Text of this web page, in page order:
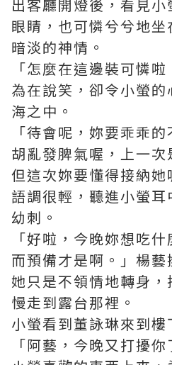
出客廳開燈後，看見
眼睛，也可憐兮兮地
暗淡的神情。
「怎麼在這邊裝可憐
為在說笑，卻令小螢
海之中。
「待會呢，妳要乖乖
胡亂發脾氣喔，上一次
但這次妳要懂得接納
語調很輕，聽進小螢
幼刺。
「好啦，今晚妳想吃
而預備才是啊。」楊
她只是不領情地轉身
慢走到露台那裡。
小螢看到董詠琳來到
「阿藝，今晚又打擾